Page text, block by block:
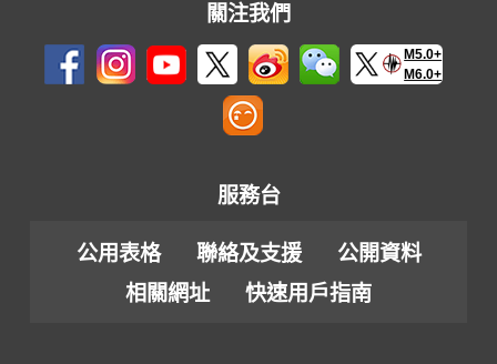
關注我們
M5.0+
M6.0+
服務台
公用表格 聯絡及支援
公開資料
相關網址
快速用戶指南